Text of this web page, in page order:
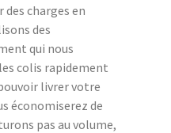
charges en
des
qui nous
colis rapidement
livrer votre
économiserez de
pas au volume,